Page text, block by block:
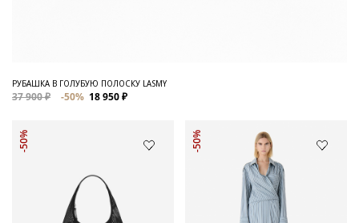
РУБАШКА В ГОЛУБУЮ ПОЛОСКУ LASMY
37 900 ₽ -50% 18 950 ₽
-50% -50%